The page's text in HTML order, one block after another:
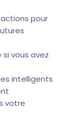
pour
vous avez
intelligents
votre